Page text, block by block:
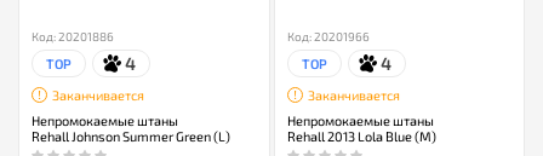
Код: 20201886
TOP 4
Заканчивается
Непромокаемые штаны
Rehall Johnson Summer Green (L)
Код: 20201966
TOP 4
Заканчивается
Непромокаемые штаны
Rehall 2013 Lola Blue (M)